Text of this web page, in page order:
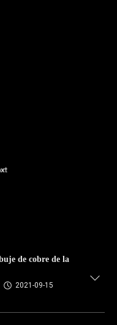
de cobre de la
2021-09-15